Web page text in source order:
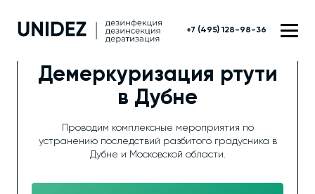
+7 (495) 128-98-36
Демеркуризация ртути
в Дубне
Проводим комплексные мероприятия по
устранению последствий разбитого градусника в
Дубне и Московской области.